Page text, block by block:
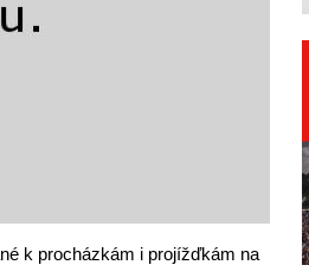
k procházkám i projížďkám na